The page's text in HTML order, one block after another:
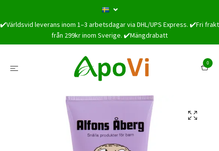
✔️Världsvid leverans inom 1–3 arbetsdagar via DHL/UPS Express. ✔️Fri frakt
från 299kr inom Sverige. ✔️Mängdrabatt
0